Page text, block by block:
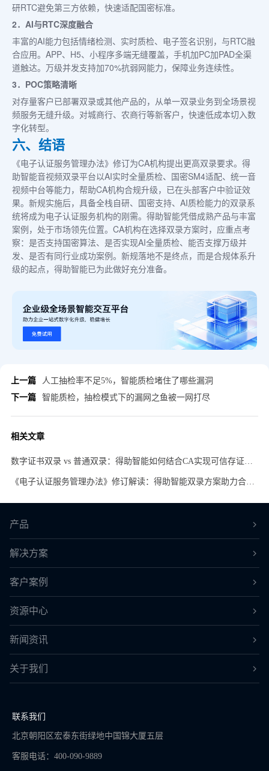
研RTC避免第三方依赖，快速适配国密标准。
2．AI与RTC深度融合
丰富的AI能力包括情绪检测、实时质检、电子签名识别，与RTC融
合应用。APP、H5、小程序多端无缝覆盖，手机加PC加PAD全渠
道触达。万级并发支持加70%抗弱网能力，保障业务连续性。
3．POC策略清晰
对存量客户已部署双录或其他产品的，从单一双录业务到全场景视
频服务无缝升级。对城商行、农商行等新客户，快速低成本切入数
字化转型。
六、结语
《电子认证服务管理办法》修订为CA机构提出更高双录要求。得
助智能音视频双录平台以AI实时全量质检、国密SM4适配、统一音
视频中台等能力，帮助CA机构合规升级，已在头部客户中验证效
果。新规实施后，具备全栈自研、国密支持、AI质检能力的双录系
统将成为电子认证服务机构的刚需。得助智能凭借成熟产品与丰富
案例，处于市场领先位置。CA机构在选择双录方案时，应重点考
察：是否支持国密算法、是否实现AI全量质检、能否支撑万级并
发、是否有同行业成功案例。新规落地不是终点，而是合规体系升
级的起点，得助智能已为此做好充分准备。
上一篇
人工抽检率不足5%，智能质检堵住了哪些漏洞
下一篇
智能质检，抽检模式下的漏网之鱼被一网打尽
相关文章
数字证书双录 vs 普通双录：得助智能如何结合CA实现可信存证闭环
《电子认证服务管理办法》修订解读：得助智能双录方案助力合规升级
产品
解决方案
客户案例
资源中心
新闻资讯
关于我们
联系我们
北京朝阳区宏泰东街绿地中国锦大厦五层
客服电话：400-090-9889